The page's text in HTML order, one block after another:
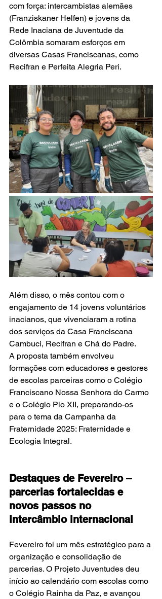
com força: intercambistas alemães
(Franziskaner Helfen) e jovens da
Rede Inaciana de Juventude da
Colômbia somaram esforços em
diversas Casas Franciscanas, como
Recifran e Perfeita Alegria Peri.
Além disso, o mês contou com o
engajamento de 14 jovens voluntários
inacianos, que vivenciaram a rotina
dos serviços da Casa Franciscana
Cambuci, Recifran e Chá do Padre.
A proposta também envolveu
formações com educadores e gestores
de escolas parceiras como o Colégio
Franciscano Nossa Senhora do Carmo
e o Colégio Pio XII, preparando-os
para o tema da Campanha da
Fraternidade 2025: Fraternidade e
Ecologia Integral.
Destaques de Fevereiro –
parcerias fortalecidas e
novos passos no
intercâmbio internacional
Fevereiro foi um mês estratégico para a
organização e consolidação de
parcerias. O Projeto Juventudes deu
início ao calendário com escolas como
o Colégio Rainha da Paz, e avançou